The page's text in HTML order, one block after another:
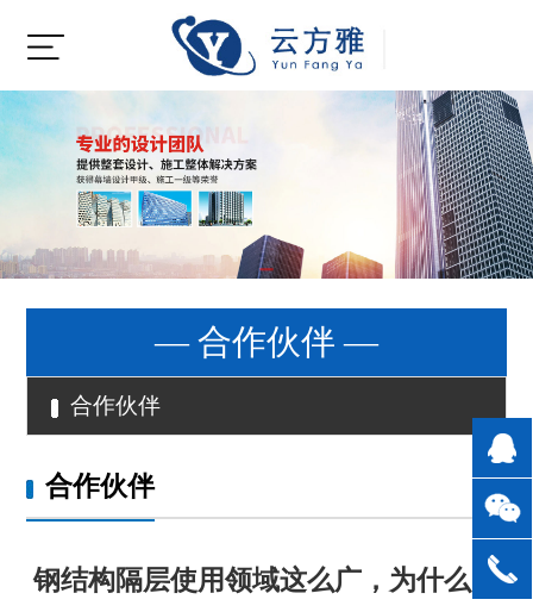
— 合作伙伴 —
合作伙伴
合作伙伴
钢结构隔层使用领域这么广，为什么？